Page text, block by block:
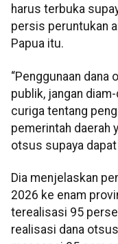
harus terbuka
persis peruntukan
Papua itu.
“Penggunaan
publik, jangan
curiga tentang
pemerintah daerah
otsus supaya
Dia menjelaskan
2026 ke enam
terealisasi 95
realisasi dana